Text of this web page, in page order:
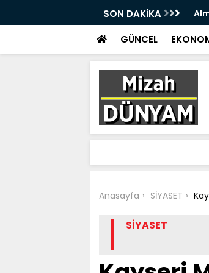
SON DAKİKA
sert ABD açıklaması
GÜNCEL
Anasayfa SİYASET
SİYASET